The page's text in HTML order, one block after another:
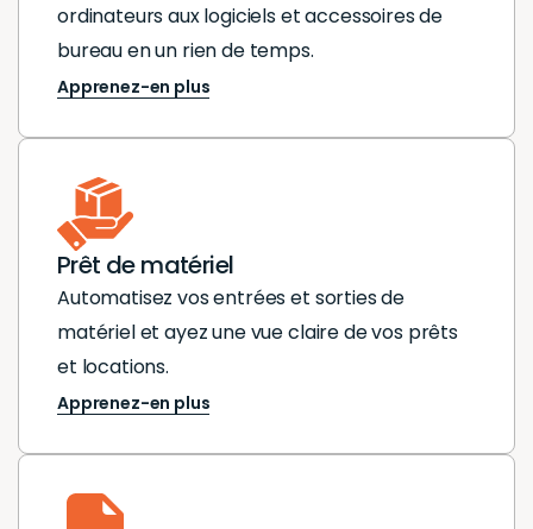
ordinateurs aux logiciels et accessoires de
bureau en un rien de temps.
Apprenez-en plus
Prêt de matériel
Automatisez vos entrées et sorties de
matériel et ayez une vue claire de vos prêts
et locations.
Apprenez-en plus